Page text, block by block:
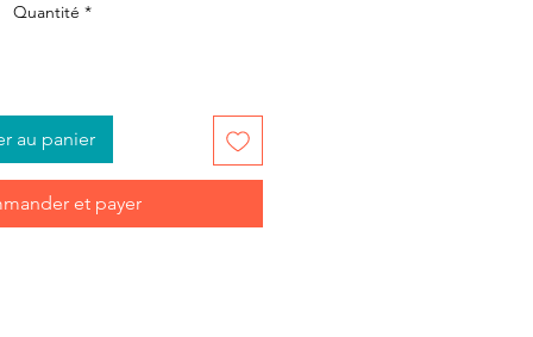
Quantité *
au panier
et payer